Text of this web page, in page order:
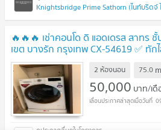
Knightsbridge Prime Sathorn (ไนท์บริดจ์
🔥🔥🔥 เช่าคอนโด ดิ แอดเดรส สาทร
เขต บางรัก กรุงเทพ CX-54619 ✅ ทั
ตอบทันที ทีมงานมืออาชีพ ✅ 🔥🔥🔥
2 ห้องนอน 75.0 m
50,000 บาท/เดื